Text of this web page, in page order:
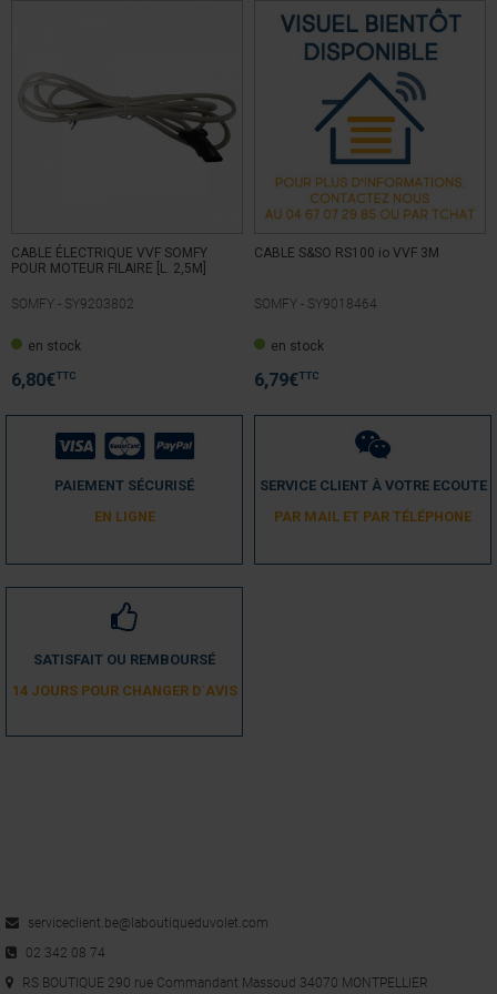
CABLE ÉLECTRIQUE VVF SOMFY
POUR MOTEUR FILAIRE [L. 2,5M]
SOMFY - SY9203802
en stock
6,80€TTC
CABLE S&SO RS100 io VVF 3M
SOMFY - SY9018464
en stock
6,79€TTC
PAIEMENT SÉCURISÉ
EN LIGNE
SERVICE CLIENT À VOTRE ECOUTE
PAR MAIL ET PAR TÉLÉPHONE
SATISFAIT OU REMBOURSÉ
14 JOURS POUR CHANGER D´AVIS
serviceclient.be@laboutiqueduvolet.com
02 342 08 74
RS BOUTIQUE 290 rue Commandant Massoud 34070 MONTPELLIER